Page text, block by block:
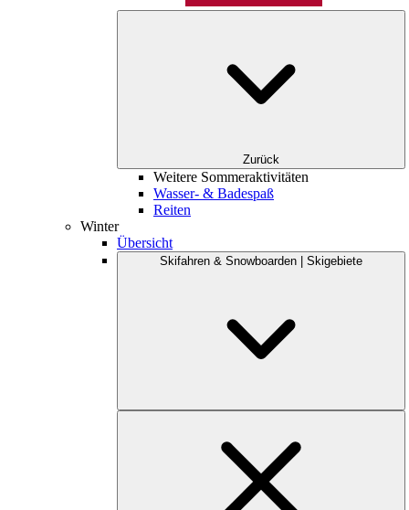
Zurück
Weitere Sommeraktivitäten
Wasser- & Badespaß
Reiten
Winter
Übersicht
Skifahren & Snowboarden | Skigebiete